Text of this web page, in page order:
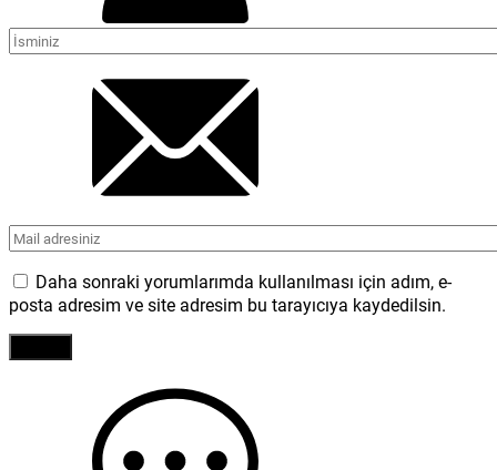
Daha sonraki yorumlarımda kullanılması için adım, e-
posta adresim ve site adresim bu tarayıcıya kaydedilsin.